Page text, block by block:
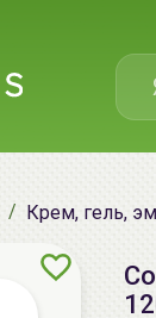
Крем, гель,